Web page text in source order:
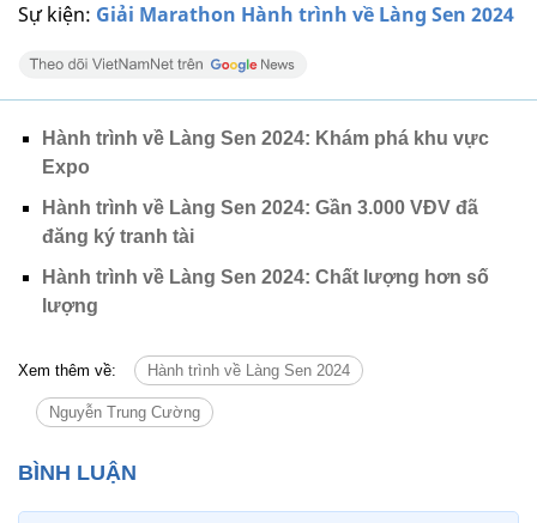
Sự kiện: Giải Marathon Hành trình về Làng Sen 2024
Hành trình về Làng Sen 2024: Khám phá khu vực
Expo
Hành trình về Làng Sen 2024: Gần 3.000 VĐV đã
đăng ký tranh tài
Hành trình về Làng Sen 2024: Chất lượng hơn số
lượng
Xem thêm về: Hành trình về Làng Sen 2024
Nguyễn Trung Cường